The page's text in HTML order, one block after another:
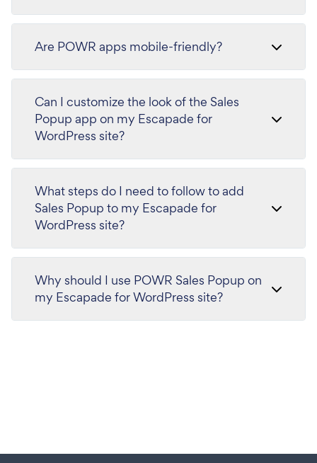
Are POWR apps mobile-friendly?
Can I customize the look of the Sales
Popup app on my Escapade for
WordPress site?
What steps do I need to follow to add
Sales Popup to my Escapade for
WordPress site?
Why should I use POWR Sales Popup on
my Escapade for WordPress site?